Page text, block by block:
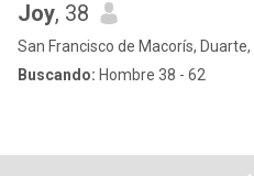
Joy, 38
San Francisco de Macorís,
Buscando: Hombre 38 - 62